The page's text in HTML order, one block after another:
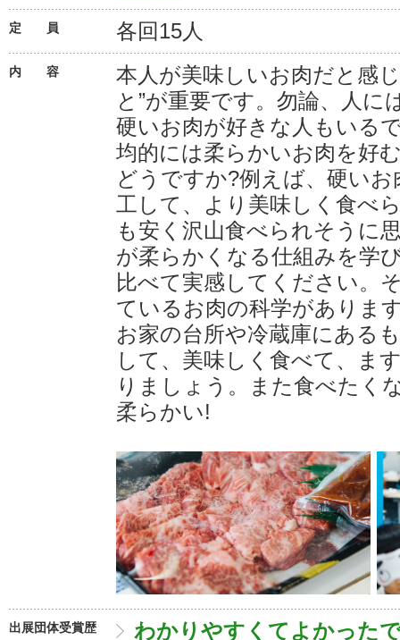
定 員 各回15人
内 容
本人が美味しいお肉だと感
と”が重要です。勿論、人
硬いお肉が好きな人もいる
均的には柔らかいお肉を好
どうですか?例えば、硬い
工して、より美味しく食べ
も安く沢山食べられそうに
が柔らかくなる仕組みを学
比べて実感してください。
ているお肉の科学がありま
お家の台所や冷蔵庫にある
して、美味しく食べて、ま
りましょう。また食べたく
柔らかい!
出展団体受賞歴
わかりやすくてよかった